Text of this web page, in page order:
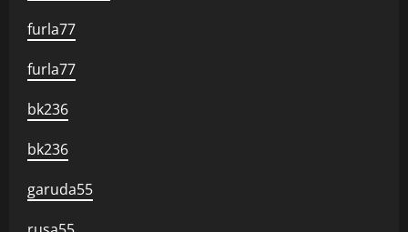
furla77
furla77
bk236
bk236
garuda55